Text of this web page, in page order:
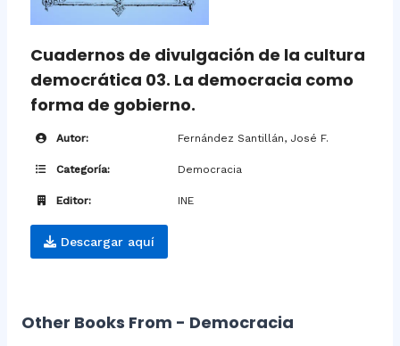
Cuadernos de divulgación de la cultura
democrática 03. La democracia como
forma de gobierno.
Autor: Fernández Santillán, José F.
Categoría: Democracia
Editor: INE
Descargar aquí
Other Books From - Democracia